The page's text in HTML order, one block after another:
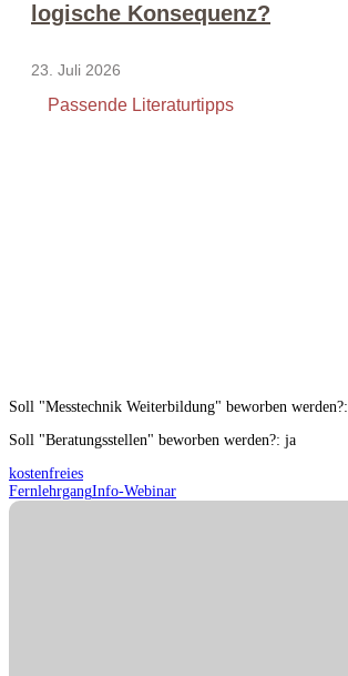
logische Konsequenz?
23. Juli 2026
Passende Literaturtipps
Soll "Messtechnik Weiterbildung" beworben werden?:
Soll "Beratungsstellen" beworben werden?: ja
kostenfreies
FernlehrgangInfo-Webinar